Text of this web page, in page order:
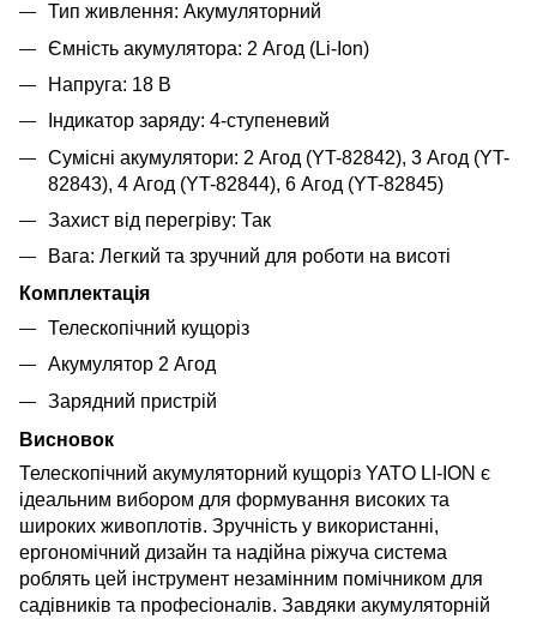
Тип живлення: Акумуляторний
Ємність акумулятора: 2 Агод (Li-Ion)
Напруга: 18 В
Індикатор заряду: 4-ступеневий
Сумісні акумулятори: 2 Агод (YT-82842), 3 Агод (YT-
82843), 4 Агод (YT-82844), 6 Агод (YT-82845)
Захист від перегріву: Так
Вага: Легкий та зручний для роботи на висоті
Комплектація
Телескопічний кущоріз
Акумулятор 2 Агод
Зарядний пристрій
Висновок
Телескопічний акумуляторний кущоріз YATO LI-ION є
ідеальним вибором для формування високих та
широких живоплотів. Зручність у використанні,
ергономічний дизайн та надійна ріжуча система
роблять цей інструмент незамінним помічником для
садівників та професіоналів. Завдяки акумуляторній